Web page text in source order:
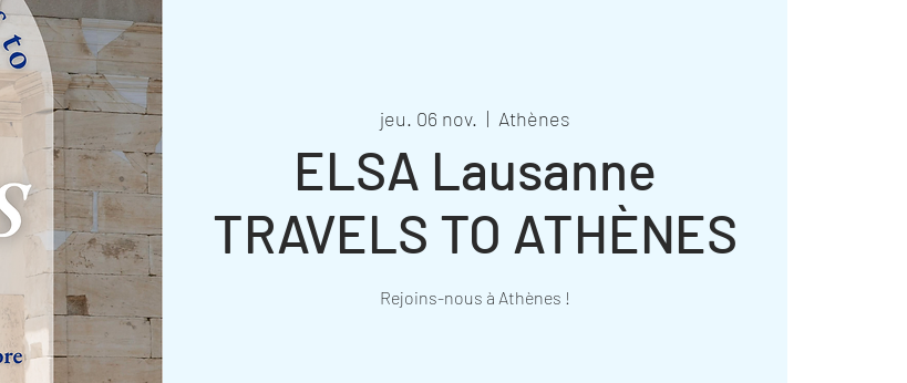
jeu. 06 nov.
  |
Athènes
ELSA Lausanne
TRAVELS TO ATHÈNES